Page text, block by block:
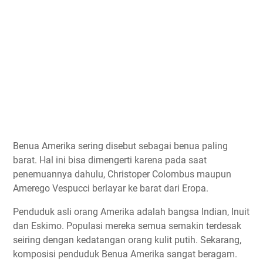
Benua Amerika sering disebut sebagai benua paling
barat. Hal ini bisa dimengerti karena pada saat
penemuannya dahulu, Christoper Colombus maupun
Amerego Vespucci berlayar ke barat dari Eropa.
Penduduk asli orang Amerika adalah bangsa Indian, Inuit
dan Eskimo. Populasi mereka semua semakin terdesak
seiring dengan kedatangan orang kulit putih. Sekarang,
komposisi penduduk Benua Amerika sangat beragam.